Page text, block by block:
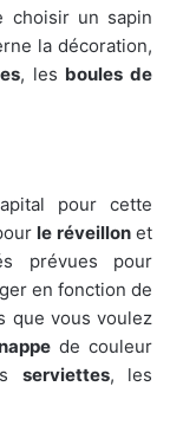
choisir un sapin
la décoration,
, les boules de
pour cette
le réveillonet
prévues pour
en fonction de
que vous voulez
de couleur
serviettes, les